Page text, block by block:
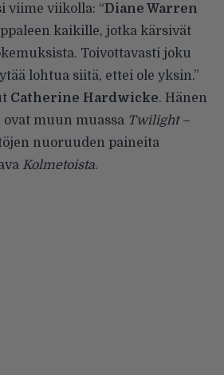
viime viikolla: “Diane Warren
kaikille, jotka kärsivät
Toivottavasti joku
lohtua siitä, ettei ole yksin.”
Catherine Hardwicke. Hänen
muun muassa Twilight –
nuoruuden paineita
Kolmetoista.